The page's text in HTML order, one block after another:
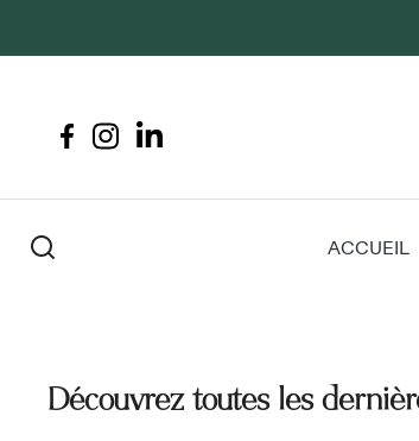
ACCUEIL
Découvrez toutes les